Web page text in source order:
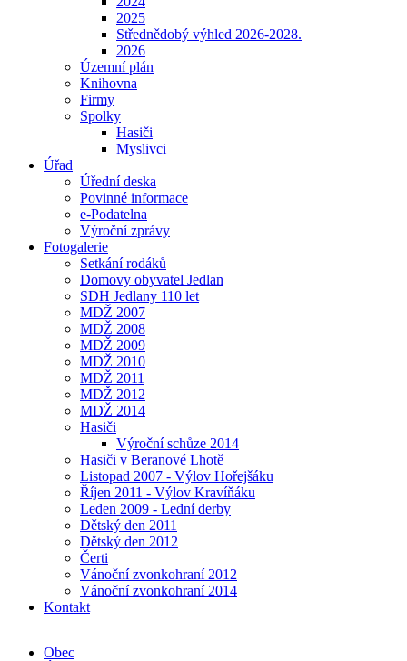
2025
Střednědobý výhled 2026-2028.
2026
Územní plán
Knihovna
Firmy
Spolky
Hasiči
Myslivci
Úřad
Úřední deska
Povinné informace
e-Podatelna
Výroční zprávy
Fotogalerie
Setkání rodáků
Domovy obyvatel Jedlan
SDH Jedlany 110 let
MDŽ 2007
MDŽ 2008
MDŽ 2009
MDŽ 2010
MDŽ 2011
MDŽ 2012
MDŽ 2014
Hasiči
Výroční schůze 2014
Hasiči v Beranové Lhotě
Listopad 2007 - Výlov Hořejšáku
Říjen 2011 - Výlov Kravíňáku
Leden 2009 - Lední derby
Dětský den 2011
Dětský den 2012
Čerti
Vánoční zvonkohraní 2012
Vánoční zvonkohraní 2014
Kontakt
Obec